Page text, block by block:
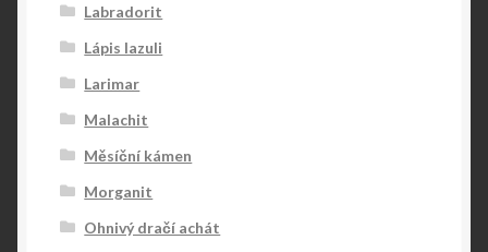
Labradorit
Lápis lazuli
Larimar
Malachit
Měsíční kámen
Morganit
Ohnivý dračí achát